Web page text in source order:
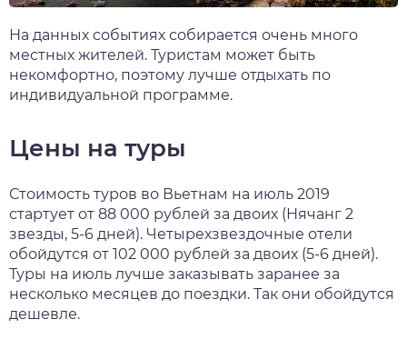
На данных событиях собирается очень много
местных жителей. Туристам может быть
некомфортно, поэтому лучше отдыхать по
индивидуальной программе.
Цены на туры
Стоимость туров во Вьетнам на июль 2019
стартует от 88 000 рублей за двоих (Нячанг 2
звезды, 5-6 дней). Четырехзвездочные отели
обойдутся от 102 000 рублей за двоих (5-6 дней).
Туры на июль лучше заказывать заранее за
несколько месяцев до поездки. Так они обойдутся
дешевле.